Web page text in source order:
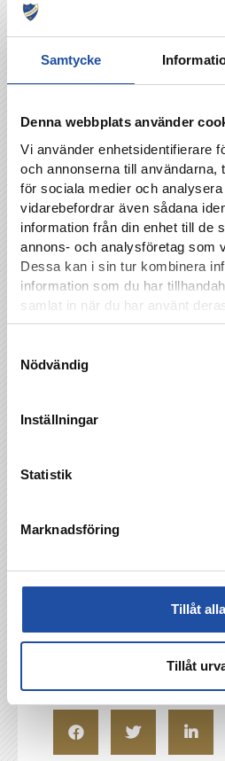
Samtycke
Denna webbplats använder
Vi använder enhetsidentifierare
och annonserna till användarna,
för sociala medier och
vidarebefordrar även sådana
information från din enhet till de
annons- och analysföretag som
Dessa kan i sin tur kombinera
information som du har
samlat in när du har använt
Nödvändig
Inställningar
Statistik
Marknadsföring
Tillåt alla
Tillåt
TILLBAKA